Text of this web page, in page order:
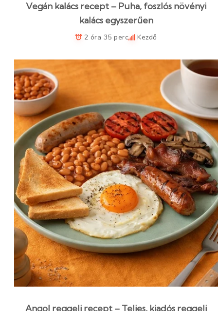
Vegán kalács recept – Puha, foszlós növényi
kalács egyszerűen
2 óra 35 perc Kezdő
Angol reggeli recept – Teljes, kiadós reggeli